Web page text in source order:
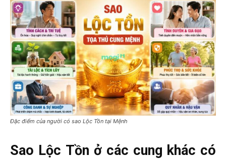
Đặc điểm của người có sao Lộc Tồn tại Mệnh
Sao Lộc Tồn ở các cung khác có